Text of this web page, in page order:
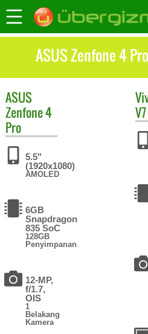
ASUS Zenfone 4
ASUS
Zenfone 4
Pro
5.5"
(1920x1080)
AMOLED
6GB
Snapdragon
835 SoC
128GB
Penyimpanan
12-MP,
f/1.7,
OIS
1
Belakang
Kamera
V7